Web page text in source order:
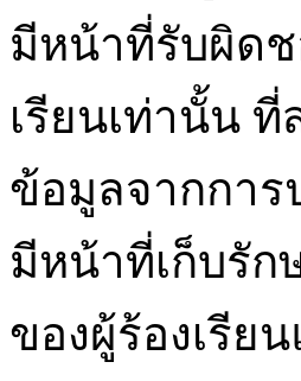
มีหน้าที่รับผิดช
เรียนเท่านั้น
ข้อมูลจากการ
มีหน้าที่เก็บรัก
ของผู้ร้องเรีย